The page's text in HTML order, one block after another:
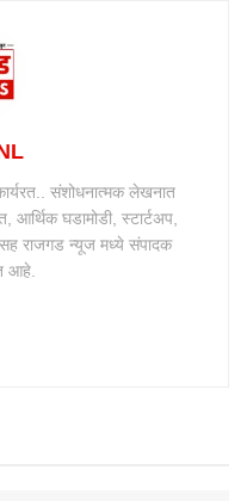
संशोधनात्मक लेखनात
आर्थिक घडामोडी, स्टार्टअप,
राजगड न्यूज मध्ये संपादक
आहे.